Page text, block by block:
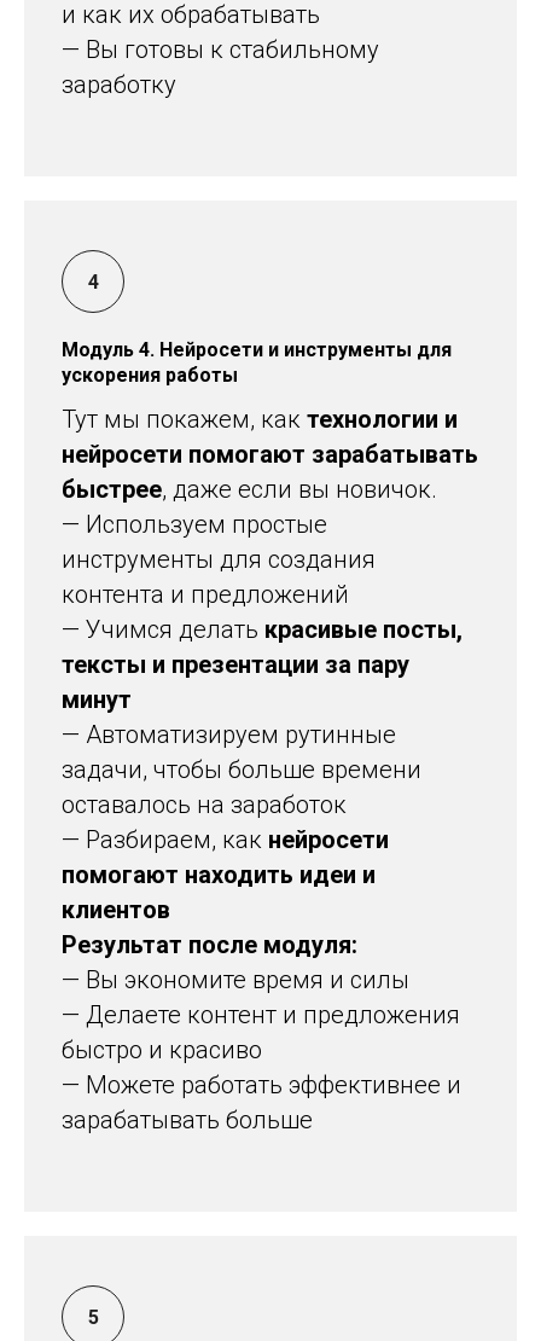
и как их обрабатывать
— Вы готовы к стабильному
заработку
Модуль 4. Нейросети и инструменты для
ускорения работы
Тут мы покажем, как технологии и
нейросети помогают зарабатывать
быстрее, даже если вы новичок.
— Используем простые
инструменты для создания
контента и предложений
— Учимся делать красивые посты,
тексты и презентации за пару
минут
— Автоматизируем рутинные
задачи, чтобы больше времени
оставалось на заработок
— Разбираем, как нейросети
помогают находить идеи и
клиентов
Результат после модуля:
— Вы экономите время и силы
— Делаете контент и предложения
быстро и красиво
— Можете работать эффективнее и
зарабатывать больше